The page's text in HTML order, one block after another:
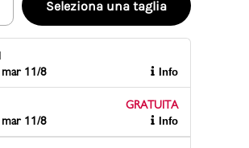
di più
al matrimonio e idee
calzature
Seleziona una taglia
11/8 Info
GRATUITA
11/8 Info